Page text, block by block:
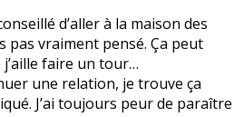
d’aller à la maison des
pas vraiment pensé. Ça peut
faire un tour…
une relation, je trouve ça
J’ai toujours peur de paraître